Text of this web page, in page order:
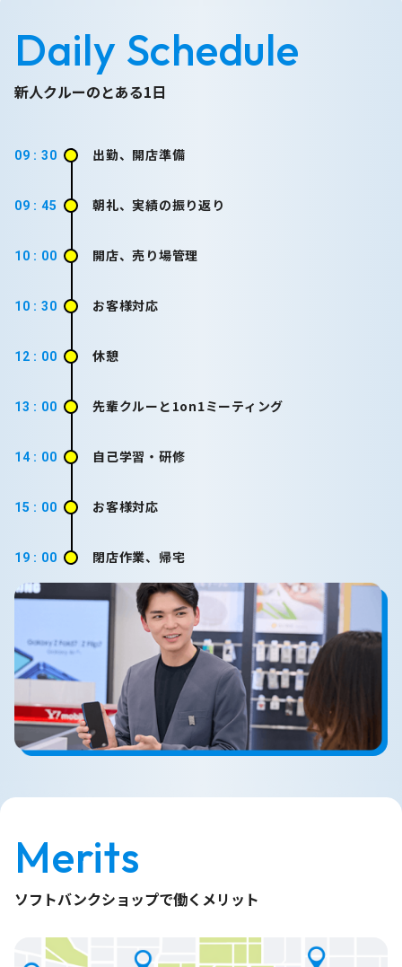
Daily Schedule
新人クルーのとある1日
09 : 30 出勤、開店準備
09 : 45 朝礼、実績の振り返り
10 : 00 開店、売り場管理
10 : 30 お客様対応
12 : 00 休憩
13 : 00 先輩クルーと1on1ミーティング
14 : 00 自己学習・研修
15 : 00 お客様対応
19 : 00 閉店作業、帰宅
Merits
ソフトバンクショップで働くメリット